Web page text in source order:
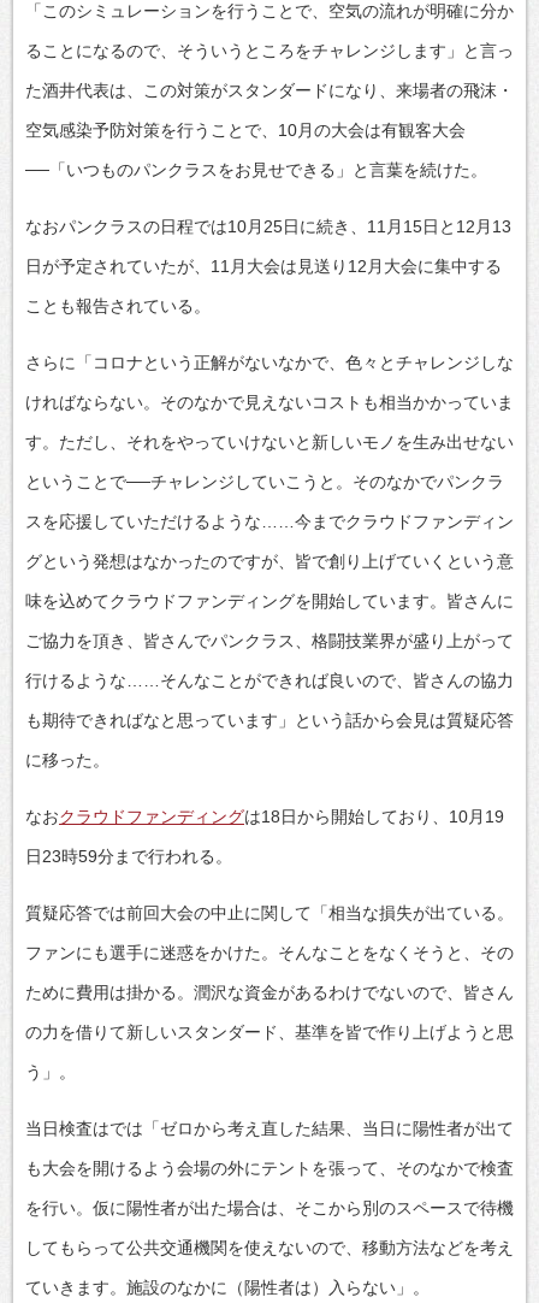
「このシミュレーションを行うことで、空気の流れが明確に分か
ることになるので、そういうところをチャレンジします」と言っ
た酒井代表は、この対策がスタンダードになり、来場者の飛沫・
空気感染予防対策を行うことで、10月の大会は有観客大会
──「いつものパンクラスをお見せできる」と言葉を続けた。
なおパンクラスの日程では10月25日に続き、11月15日と12月13
日が予定されていたが、11月大会は見送り12月大会に集中する
ことも報告されている。
さらに「コロナという正解がないなかで、色々とチャレンジしな
ければならない。そのなかで見えないコストも相当かかっていま
す。ただし、それをやっていけないと新しいモノを生み出せない
ということで──チャレンジしていこうと。そのなかでパンクラ
スを応援していただけるような……今までクラウドファンディン
グという発想はなかったのですが、皆で創り上げていくという意
味を込めてクラウドファンディングを開始しています。皆さんに
ご協力を頂き、皆さんでパンクラス、格闘技業界が盛り上がって
行けるような……そんなことができれば良いので、皆さんの協力
も期待できればなと思っています」という話から会見は質疑応答
に移った。
なおクラウドファンディングは18日から開始しており、10月19
日23時59分まで行われる。
質疑応答では前回大会の中止に関して「相当な損失が出ている。
ファンにも選手に迷惑をかけた。そんなことをなくそうと、その
ために費用は掛かる。潤沢な資金があるわけでないので、皆さん
の力を借りて新しいスタンダード、基準を皆で作り上げようと思
う」。
当日検査はでは「ゼロから考え直した結果、当日に陽性者が出て
も大会を開けるよう会場の外にテントを張って、そのなかで検査
を行い。仮に陽性者が出た場合は、そこから別のスペースで待機
してもらって公共交通機関を使えないので、移動方法などを考え
ていきます。施設のなかに（陽性者は）入らない」。